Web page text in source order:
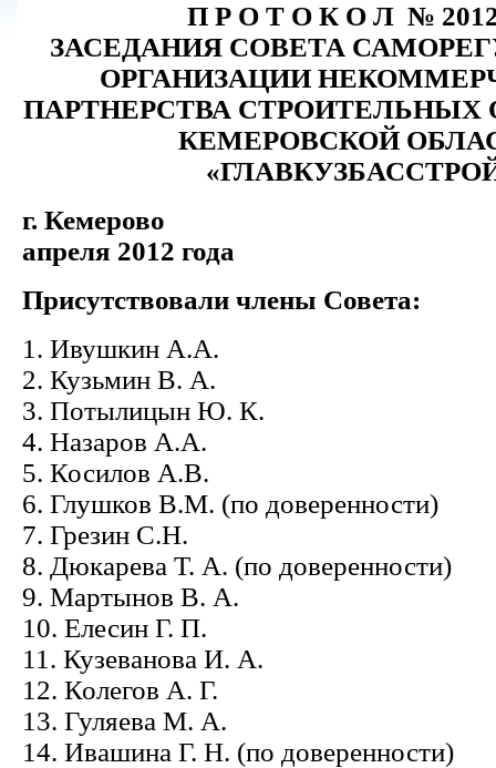
П Р О Т О К О Л №
ЗАСЕДАНИЯ СОВЕТА
ОРГАНИЗАЦИИ
ПАРТНЕРСТВА СТРОИТЕЛЬНЫХ
КЕМЕРОВСКОЙ
г.
апреля 2012 года
Присутствовали члены Совета:
1. Ивушкин А.А.
2. Кузьмин В. А.
3. Потылицын Ю. К.
4. Назаров А.А.
5. Косилов А.В.
6. Глушков В.М. (по доверенности)
7. Грезин С.Н.
8. Дюкарева Т. А. (по доверенности)
9. Мартынов В. А.
10. Елесин Г. П.
11. Кузеванова И. А.
12. Колегов А. Г.
13. Гуляева М. А.
14. Ивашина Г. Н. (по доверенности)